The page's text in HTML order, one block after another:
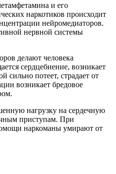
и его
наркотиков происходит
нейромедиаторов.
нервной системы
делают человека
сердцебиение, возникает
сильно потеет, страдает от
возникает бредовое
нагрузку на сердечную
приступам. При
наркоманы умирают от